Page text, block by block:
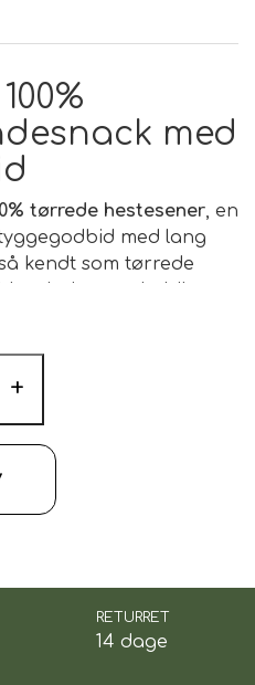
med
tørrede hestesener , en
med lang
kendt som tørrede
til hunde med et
giver langvarig
at tygge. Samtidig er
til hunde med
+
RETURRET
14 dage